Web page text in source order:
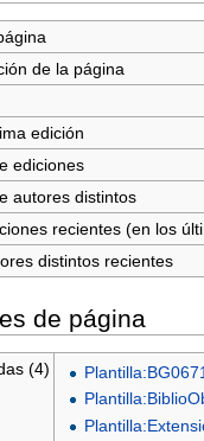
de la página
edición
ediciones
autores distintos
recientes (en los
distintos recientes
de página
(4)